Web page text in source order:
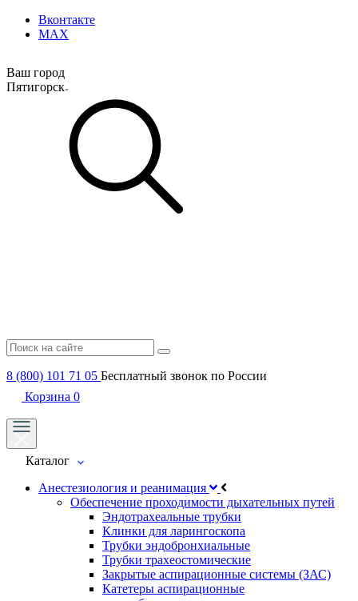
Вконтакте
MAX
Ваш город
Пятигорск
8 (800) 101 71 05 Бесплатный звонок по России
Корзина 0
Каталог
Анестезиология и реанимация
Обеспечение проходимости дыхательных путей
Эндотрахеальные трубки
Клинки для ларингоскопа
Трубки эндобронхиальные
Трубки трахеостомические
Закрытые аспирационные системы (ЗАС)
Катетеры аспирационные